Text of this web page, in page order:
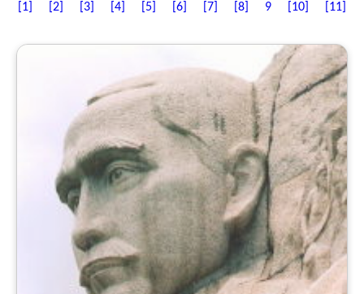
[1] [2] [3] [4] [5] [6] [7] [8] 9 [10] [11]